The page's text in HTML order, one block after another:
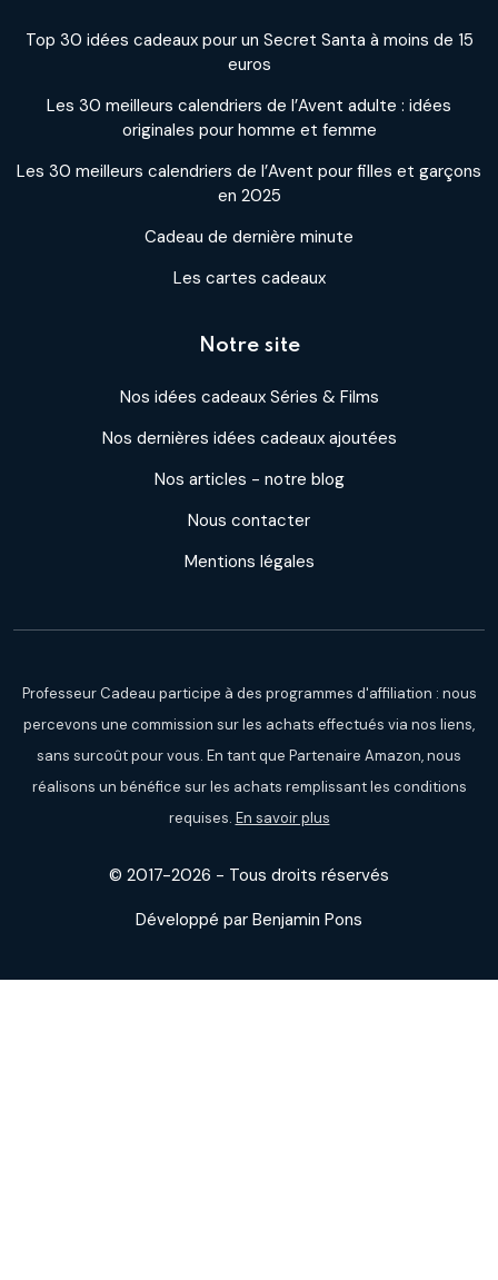
Top 30 idées cadeaux pour un Secret Santa à moins de 15
euros
Les 30 meilleurs calendriers de l’Avent adulte : idées
originales pour homme et femme
Les 30 meilleurs calendriers de l’Avent pour filles et garçons
en 2025
Cadeau de dernière minute
Les cartes cadeaux
Notre site
Nos idées cadeaux Séries & Films
Nos dernières idées cadeaux ajoutées
Nos articles - notre blog
Nous contacter
Mentions légales
Professeur Cadeau participe à des programmes d'affiliation : nous
percevons une commission sur les achats effectués via nos liens,
sans surcoût pour vous. En tant que Partenaire Amazon, nous
réalisons un bénéfice sur les achats remplissant les conditions
requises. En savoir plus
© 2017-2026 - Tous droits réservés
Développé par Benjamin Pons